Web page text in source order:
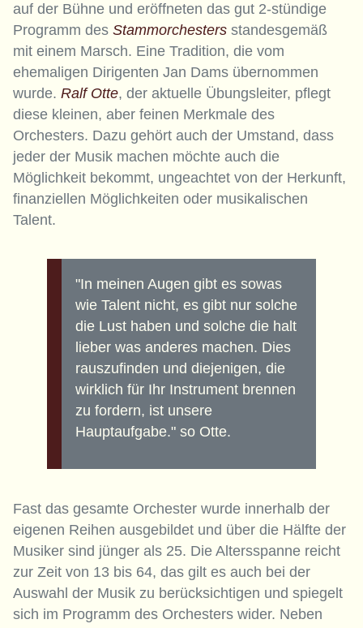
auf der Bühne und eröffneten das gut 2-stündige
Programm des Stammorchesters standesgemäß
mit einem Marsch. Eine Tradition, die vom
ehemaligen Dirigenten Jan Dams übernommen
wurde. Ralf Otte, der aktuelle Übungsleiter, pflegt
diese kleinen, aber feinen Merkmale des
Orchesters. Dazu gehört auch der Umstand, dass
jeder der Musik machen möchte auch die
Möglichkeit bekommt, ungeachtet von der Herkunft,
finanziellen Möglichkeiten oder musikalischen
Talent.
"In meinen Augen gibt es sowas
wie Talent nicht, es gibt nur solche
die Lust haben und solche die halt
lieber was anderes machen. Dies
rauszufinden und diejenigen, die
wirklich für Ihr Instrument brennen
zu fordern, ist unsere
Hauptaufgabe." so Otte.
Fast das gesamte Orchester wurde innerhalb der
eigenen Reihen ausgebildet und über die Hälfte der
Musiker sind jünger als 25. Die Altersspanne reicht
zur Zeit von 13 bis 64, das gilt es auch bei der
Auswahl der Musik zu berücksichtigen und spiegelt
sich im Programm des Orchesters wider. Neben